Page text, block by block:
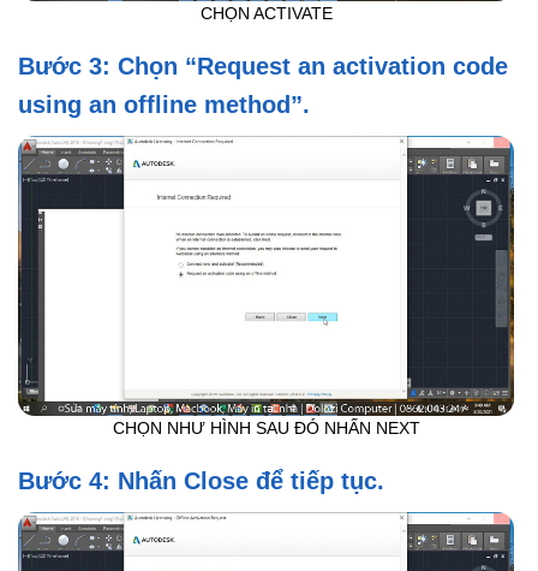
CHỌN ACTIVATE
Bước 3: Chọn “Request an activation code
using an offline method”.
CHỌN NHƯ HÌNH SAU ĐÓ NHẤN NEXT
Bước 4: Nhấn Close để tiếp tục.